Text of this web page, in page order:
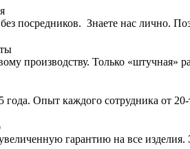
посредников. Знаете нас лично.
производству. Только «штучная»
года. Опыт каждого сотрудника от 20-
гарантию на все изделия.